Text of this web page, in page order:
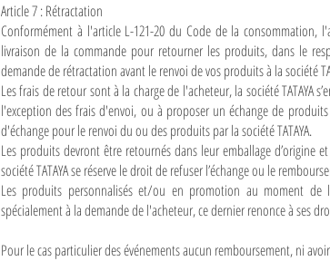
Article 7 : Rétractation
Conformément à l'article L-121-20 du Code de la
livraison de la commande pour retourner les produits, dans le
demande de rétractation avant le renvoi de vos produits à la société
Les frais de retour sont à la charge de l'acheteur, la société TATAYA
l'exception des frais d'envoi, ou à proposer un échange de
d'échange pour le renvoi du ou des produits par la société TATAYA.
Les produits devront être retournés dans leur emballage
société TATAYA se réserve le droit de refuser l’échange ou le
Les produits personnalisés et/ou en promotion au moment de
spécialement à la demande de l'acheteur, ce dernier renonce à ses
Pour le cas particulier des événements aucun remboursement, ni